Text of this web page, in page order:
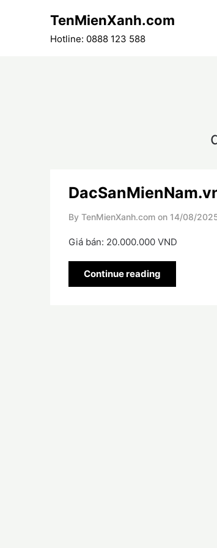
TenMienXanh.com
Hotline: 0888 123 588
By TenMienXanh.com on 14/08/
Giá bán: 20.000.000 VND
Continue reading